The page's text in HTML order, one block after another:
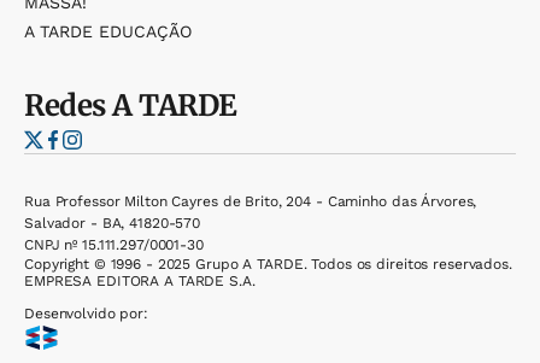
A TARDE EDUCAÇÃO
RedesA TARDE
Rua Professor Milton Cayres de Brito, 204 - Caminho das Árvores,
Salvador - BA, 41820-570
CNPJ nº 15.111.297/0001-30
Copyright © 1996 - 2025 Grupo A TARDE. Todos os direitos reservados.
EMPRESA EDITORA A TARDE S.A.
Desenvolvido por: